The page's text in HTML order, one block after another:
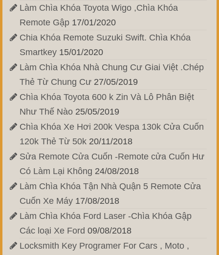
Làm Chìa Khóa Toyota Wigo ,Chìa Khóa
Remote Gập 17/01/2020
Chia Khóa Remote Suzuki Swift. Chìa Khóa
Smartkey 15/01/2020
Làm Chìa Khóa Nhà Chung Cư Giai Việt .Chép
Thẻ Từ Chung Cư 27/05/2019
Chìa Khóa Toyota 600 k Zin Và Lô Phân Biệt
Như Thế Nào 25/05/2019
Chìa Khóa Xe Hơi 200k Vespa 130k Cửa Cuốn
120k Thẻ Từ 50k 20/11/2018
Sửa Remote Cửa Cuốn -Remote cửa Cuốn Hư
Có Làm Lại Không 24/08/2018
Làm Chìa Khóa Tận Nhà Quận 5 Remote Cửa
Cuốn Xe Máy 17/08/2018
Làm Chìa Khóa Ford Laser -Chìa Khóa Gập
Các loại Xe Ford 09/08/2018
Locksmith Key Programer For Cars , Moto ,